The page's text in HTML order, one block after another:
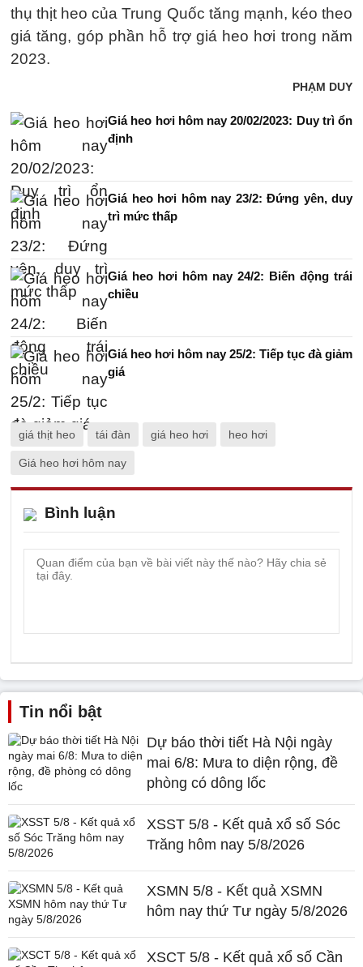
thụ thịt heo của Trung Quốc tăng mạnh, kéo theo
giá tăng, góp phần hỗ trợ giá heo hơi trong năm
2023.
PHẠM DUY
Giá heo hơi hôm nay 20/02/2023: Duy trì ổn
định
Giá heo hơi hôm nay 23/2: Đứng yên, duy
trì mức thấp
Giá heo hơi hôm nay 24/2: Biến động trái
chiều
Giá heo hơi hôm nay 25/2: Tiếp tục đà giảm
giá
giá thịt heo tái đàn giá heo hơi heo hơi
Giá heo hơi hôm nay
Bình luận
Tin nổi bật
Dự báo thời tiết Hà Nội ngày
mai 6/8: Mưa to diện rộng, đề
phòng có dông lốc
XSST 5/8 - Kết quả xổ số Sóc
Trăng hôm nay 5/8/2026
XSMN 5/8 - Kết quả XSMN
hôm nay thứ Tư ngày 5/8/2026
XSCT 5/8 - Kết quả xổ số Cần